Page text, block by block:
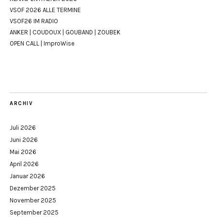
VSOF 2026 ALLE TERMINE
VSOF26 IM RADIO
ANKER | COUDOUX | GOUBAND | ZOUBEK
OPEN CALL | ImproWise
ARCHIV
Juli 2026
Juni 2026
Mai 2026
April 2026
Januar 2026
Dezember 2025
November 2025
September 2025